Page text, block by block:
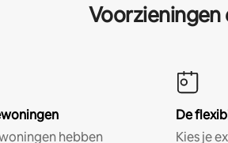
hebben
De
Kies je